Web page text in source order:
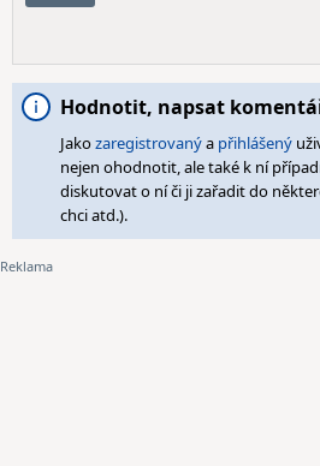
Hodnotit, napsat
Jakozaregistrovanýa přihlášený
nejen ohodnotit, ale také k ní
diskutovat o ní či ji zařadit do
chci atd.).